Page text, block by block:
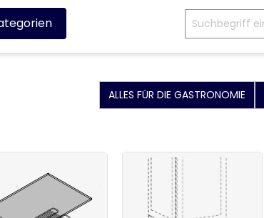
ALLES FÜR DIE GASTRONOMIE